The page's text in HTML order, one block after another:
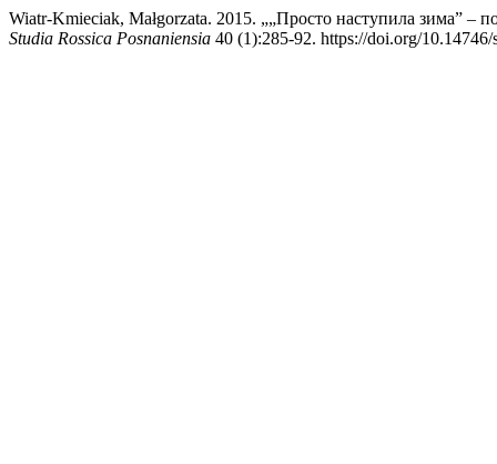
Wiatr-Kmieciak, Małgorzata. 2015. „„Просто наступила зима” –
Studia Rossica Posnaniensia 40 (1):285-92. https://doi.org/